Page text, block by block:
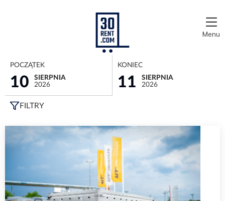
Menu
POCZĄTEK
10
SIERPNIA
2026
KONIEC
11
SIERPNIA
2026
FILTRY